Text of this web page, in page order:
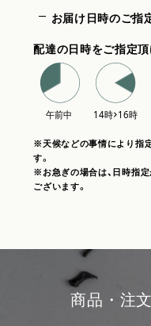
お届け日時のご指
配達の日時をご指定頂
※天候などの事情により指
す。
※お急ぎの場合は、日時指
ございます。
商品・注